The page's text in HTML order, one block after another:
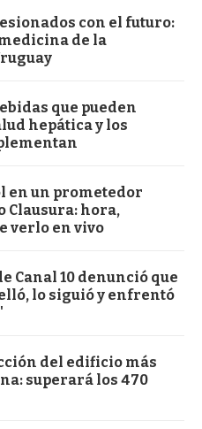
con el futuro:
de la
que pueden
hepática y los
en un prometedor
Clausura: hora,
verlo en vivo
Canal 10 denunció que
lo siguió y enfrentó
del edificio más
superará los 470